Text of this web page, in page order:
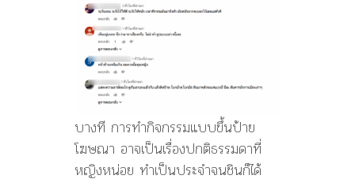
บางที การทำกิจกรรมแบบขึ้นป้าย
โฆษณา อาจเป็นเรื่องปกติธรรมดาที่
หญิงหน่อย ทำเป็นประจำจนชินก็ได้